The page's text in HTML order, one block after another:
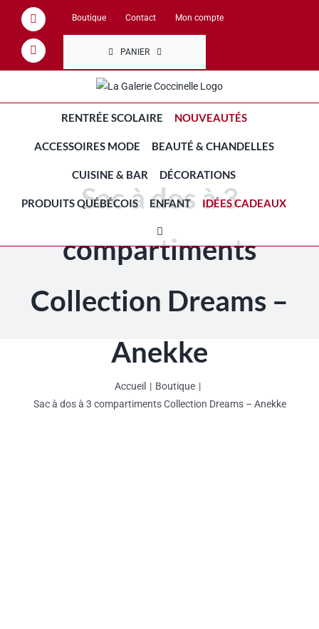
Passer
contenu
Facebook
Instagram
Boutique Contact Mon compte
PANIER
RENTRÉE SCOLAIRE NOUVEAUTÉS
ACCESSOIRES MODE BEAUTÉ & CHANDELLES
CUISINE & BAR DÉCORATIONS
PRODUITS QUÉBÉCOIS ENFANT IDÉES CADEAUX
Sac à dos à 3
compartiments
Collection Dreams –
Anekke
Accueil
Boutique
Sac à dos à 3 compartiments Collection Dreams – Anekke